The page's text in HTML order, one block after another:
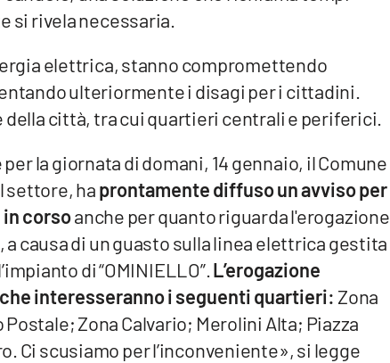
si rivela necessaria.
elettrica, stanno compromettendo
ulteriormente i disagi per i cittadini.
città, tra cui quartieri centrali e periferici.
per la giornata di domani, 14 gennaio, il Comune
settore, haprontamente diffuso un avviso per
corsoanche per quanto riguarda l'erogazione
causa di un guasto sulla linea elettrica gestita
di “OMINIELLO”. L’erogazione
interesseranno i seguenti quartieri: Zona
Zona Calvario; Merolini Alta; Piazza
Ci scusiamo per l’inconveniente», si legge